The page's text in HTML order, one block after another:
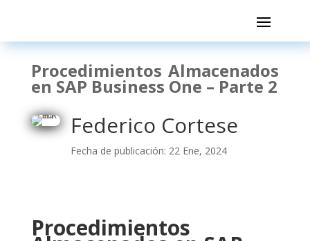
Procedimientos Almacenados
en SAP Business One – Parte 2
Federico Cortese
Fecha de publicación: 22 Ene, 2024
Procedimientos